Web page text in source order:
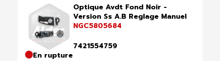
Optique Avdt Fond Noir -
Version Ss A.B Reglage Manuel
NGC5805684
7421554759
En rupture